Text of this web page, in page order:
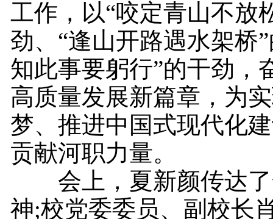
工作，以“咬定青山不放
劲、“逢山开路遇水架桥
知此事要躬行”的干劲，
高质量发展新篇章，为
梦、推进中国式现代化
贡献河职力量。
会上，夏新颜传达了
神;校党委委员、副校长